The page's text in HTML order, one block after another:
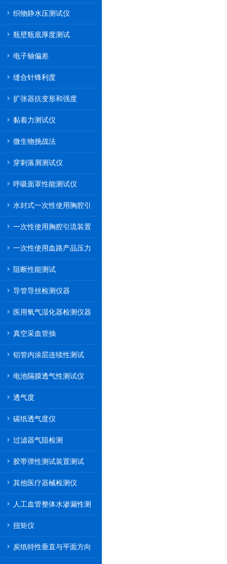
织物静水压测试仪
瓶壁瓶底厚度测试
电子轴偏差
缝合针锋利度
扩张器抗变形和强度
黏着力测试仪
微生物挑战法
穿刺落屑测试仪
呼吸面罩性能测试仪
水封式一次性使用胸腔引
一次性使用胸腔引流装置
一次性使用血路产品压力
阻断性能测试
导管导丝检测仪器
医用氧气湿化器检测仪器
真空采血管抽
铝管内涂层连续性测试
电池隔膜透气性测试仪
透气度
碳纸透气度仪
过滤器气阻检测
胶带弹性测试装置测试
其他医疗器械检测仪
人工血管整体水渗漏性测
扭矩仪
炭纸特性垂直与平面方向